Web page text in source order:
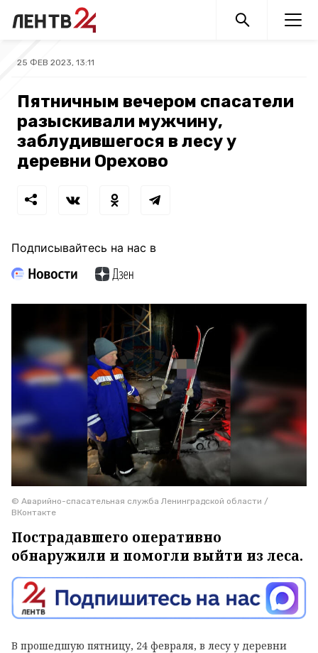
25 ФЕВ 2023, 13:11
Пятничным вечером спасатели
разыскивали мужчину,
заблудившегося в лесу у
деревни Орехово
Подписывайтесь на нас в
© Аварийно-спасательная служба Ленинградской области /
ВКонтакте
Пострадавшего оперативно
обнаружили и помогли выйти из леса.
В прошедшую пятницу, 24 февраля, в лесу у деревни